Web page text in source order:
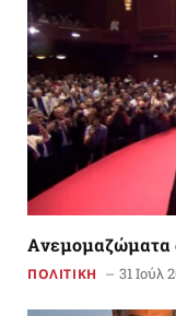
Aνεμομαζώματα
ΠΟΛΙΤΙΚΗ 31 Ιούλ